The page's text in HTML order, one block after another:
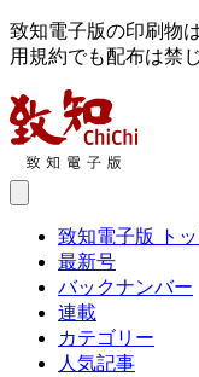
致知電子版の印刷物
用規約でも配布は禁
致知電子版 ト
最新号
バックナンバー
連載
カテゴリー
人気記事